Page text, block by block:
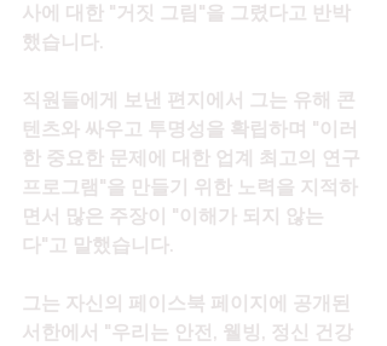
사에 대한 "거짓 그림"을 그렸다고 반박
했습니다.
직원들에게 보낸 편지에서 그는 유해 콘
텐츠와 싸우고 투명성을 확립하며 "이러
한 중요한 문제에 대한 업계 최고의 연구
프로그램"을 만들기 위한 노력을 지적하
면서 많은 주장이 "이해가 되지 않는
다"고 말했습니다.
그는 자신의 페이스북 페이지에 공개된
서한에서 "우리는 안전, 웰빙, 정신 건강